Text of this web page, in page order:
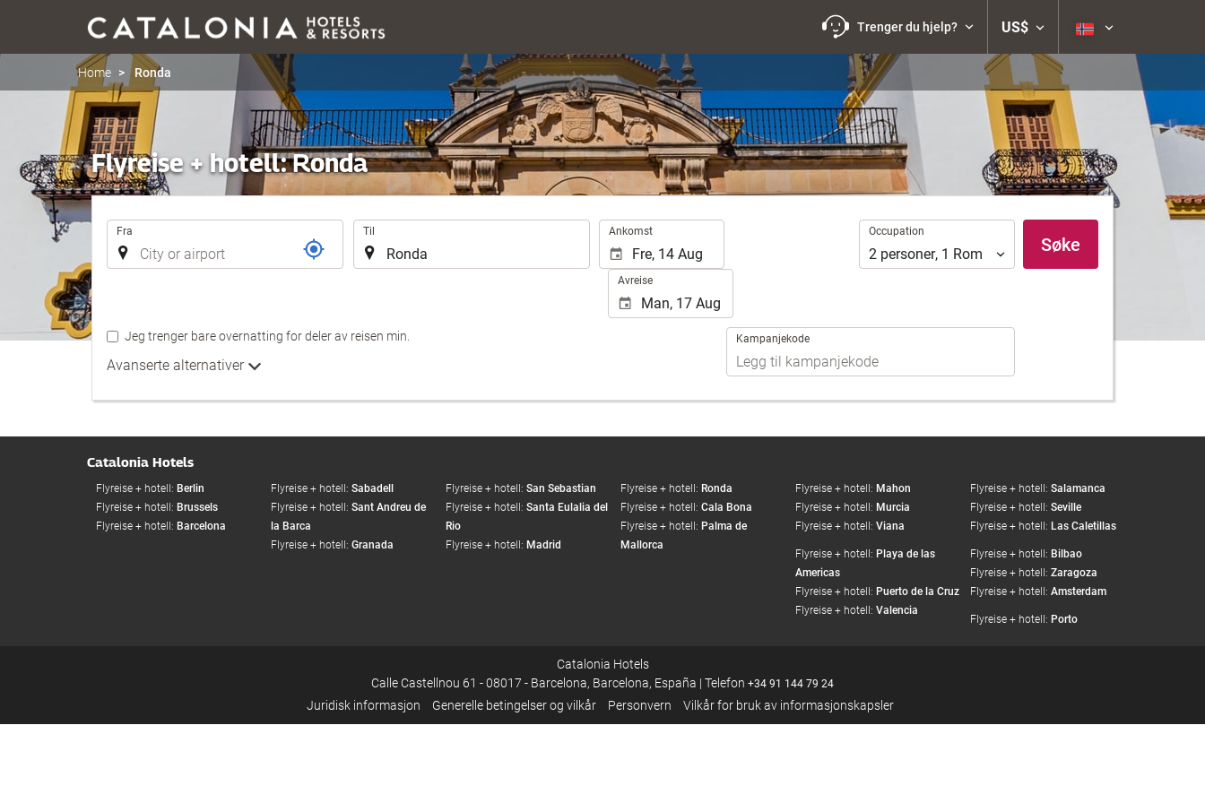
Trenger du hjelp? US$
Home Ronda
Flyreise + hotell: Ronda
Flyrute
Fra Til Ankomst
Avreise
Occupation
Occupation
2 personer, 1 Rom
Kampanjekode
Jeg trenger bare overnatting for deler av reisen min.
Avanserte alternativer
Søke
Catalonia Hotels
Flyreise + hotell: Berlin
Flyreise + hotell: Brussels
Flyreise + hotell: Barcelona
Flyreise + hotell: Sabadell
Flyreise + hotell: Sant Andreu de
la Barca
Flyreise + hotell: Granada
Flyreise + hotell: San Sebastian
Flyreise + hotell: Santa Eulalia del
Rio
Flyreise + hotell: Madrid
Flyreise + hotell: Ronda
Flyreise + hotell: Cala Bona
Flyreise + hotell: Palma de
Mallorca
Flyreise + hotell: Mahon
Flyreise + hotell: Murcia
Flyreise + hotell: Viana
Flyreise + hotell: Salamanca
Flyreise + hotell: Seville
Flyreise + hotell: Las Caletillas
Flyreise + hotell: Playa de las
Americas
Flyreise + hotell: Puerto de la Cruz
Flyreise + hotell: Valencia
Flyreise + hotell: Bilbao
Flyreise + hotell: Zaragoza
Flyreise + hotell: Amsterdam
Flyreise + hotell: Porto
Catalonia Hotels
Calle Castellnou 61 - 08017 - Barcelona, Barcelona, España | Telefon +34 91 144 79 24
Juridisk informasjon Generelle betingelser og vilkår Personvern Vilkår for bruk av informasjonskapsler